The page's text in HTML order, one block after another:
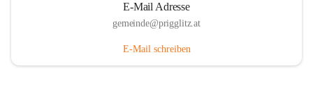
E-Mail Adresse
gemeinde@prigglitz.at
E-Mail schreiben